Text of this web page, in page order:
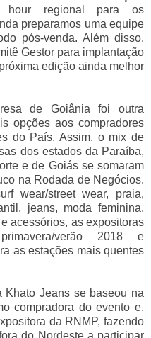
hour regional para os
preparamos uma equipe
pós-venda. Além disso,
Gestor para implantação
edição ainda melhor
de Goiânia foi outra
opções aos compradores
do País. Assim, o mix de
dos estados da Paraíba,
e de Goiás se somaram
na Rodada de Negócios.
wear/street wear, praia,
jeans, moda feminina,
acessórios, as expositoras
verão 2018 e
as estações mais quentes
Khato Jeans se baseou na
compradora do evento e,
da RNMP, fazendo
do Nordeste a participar